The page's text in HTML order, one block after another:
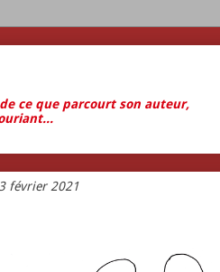
ce que parcourt son auteur,
février 2021